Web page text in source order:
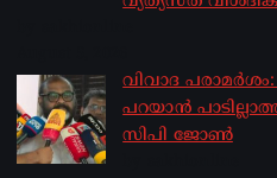
വിവാദ പരാമർശം:
പറയാൻ
സിപി ജോൺ